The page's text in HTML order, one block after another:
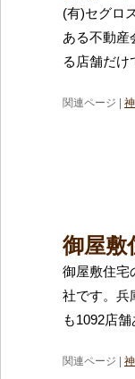
(有)セグロ
ある不動産
る店舗だけ
関連ページ |
御屋敷
御屋敷住宅
社です。兵
も1092店
関連ページ |